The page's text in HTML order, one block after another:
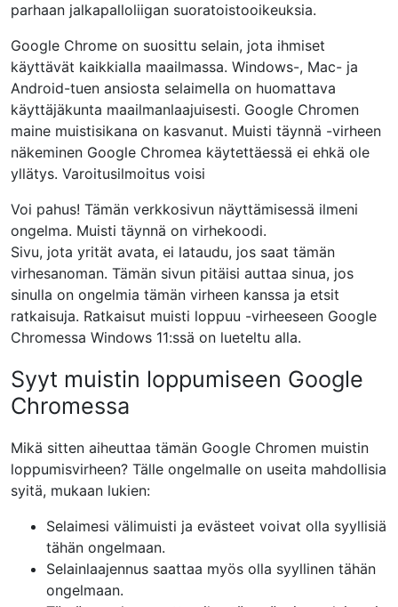
parhaan jalkapalloliigan suoratoistooikeuksia.
Google Chrome on suosittu selain, jota ihmiset
käyttävät kaikkialla maailmassa. Windows-, Mac- ja
Android-tuen ansiosta selaimella on huomattava
käyttäjäkunta maailmanlaajuisesti. Google Chromen
maine muistisikana on kasvanut. Muisti täynnä -virheen
näkeminen Google Chromea käytettäessä ei ehkä ole
yllätys. Varoitusilmoitus voisi
Voi pahus! Tämän verkkosivun näyttämisessä ilmeni
ongelma. Muisti täynnä on virhekoodi.
Sivu, jota yrität avata, ei lataudu, jos saat tämän
virhesanoman. Tämän sivun pitäisi auttaa sinua, jos
sinulla on ongelmia tämän virheen kanssa ja etsit
ratkaisuja. Ratkaisut muisti loppuu -virheeseen Google
Chromessa Windows 11:ssä on lueteltu alla.
Syyt muistin loppumiseen Google
Chromessa
Mikä sitten aiheuttaa tämän Google Chromen muistin
loppumisvirheen? Tälle ongelmalle on useita mahdollisia
syitä, mukaan lukien:
Selaimesi välimuisti ja evästeet voivat olla syyllisiä
tähän ongelmaan.
Selainlaajennus saattaa myös olla syyllinen tähän
ongelmaan.